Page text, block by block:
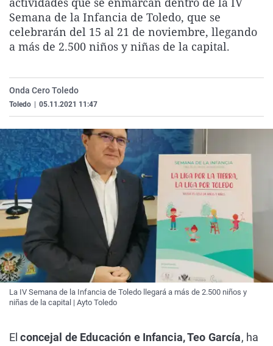
La rosa de los vientos
Gente viajera
Como el perro y el
Caso
Retornados
Equipo de
Extremadura
Galicia
La Rioja
Virales
Televisión
Elecciones
Semana de la Infancia de Toledo, que se
celebrarán del 15 al 21 de noviembre, llegando
a más de 2.500 niños y niñas de la capital.
Onda Cero Toledo
Toledo 05.11.2021 11:47
La IV Semana de la Infancia de Toledo llegará a más de 2.500 niños y
niñas de la capital | Ayto Toledo
Elconcejal de Educación e Infancia, Teo García, ha